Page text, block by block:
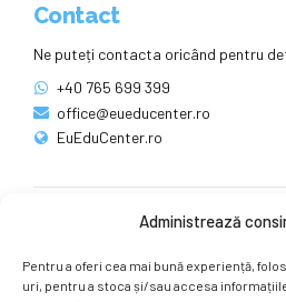
Administrează
Pentru a oferi cea mai bună experiență,
uri, pentru a stoca și/sau accesa
Contact
Ne puteți contacta oricând pentru
+40 765 699 399
office@eueducenter.ro
EuEduCenter.ro
Ne puteți găsi și pe rețelele sociale.